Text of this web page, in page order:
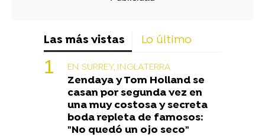
Las más vistas Lo último
EN SURREY, INGLATERRA
Zendaya y Tom Holland se
casan por segunda vez en
una muy costosa y secreta
boda repleta de famosos:
"No quedó un ojo seco"